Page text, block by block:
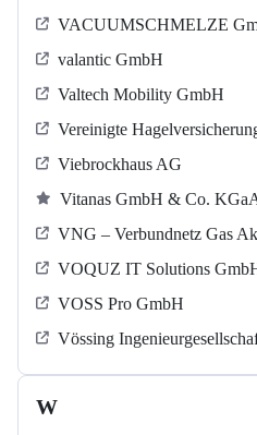
VACUUMSCHMELZE
valantic GmbH
Valtech Mobility GmbH
Vereinigte
Viebrockhaus AG
Vitanas GmbH & Co.
VNG – Verbundnetz Gas
VOQUZ IT Solutions
VOSS Pro GmbH
Vössing
W